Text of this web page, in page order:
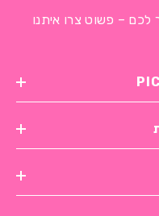
– פשוט צרו איתנו